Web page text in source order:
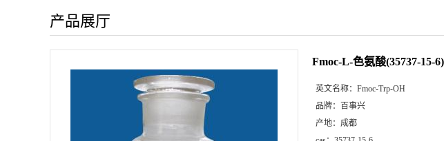
产品展厅
Fmoc-L-色氨酸(35737-15-
英文名称： Fmoc-Trp-OH
品牌：
百事兴
产地： 成都